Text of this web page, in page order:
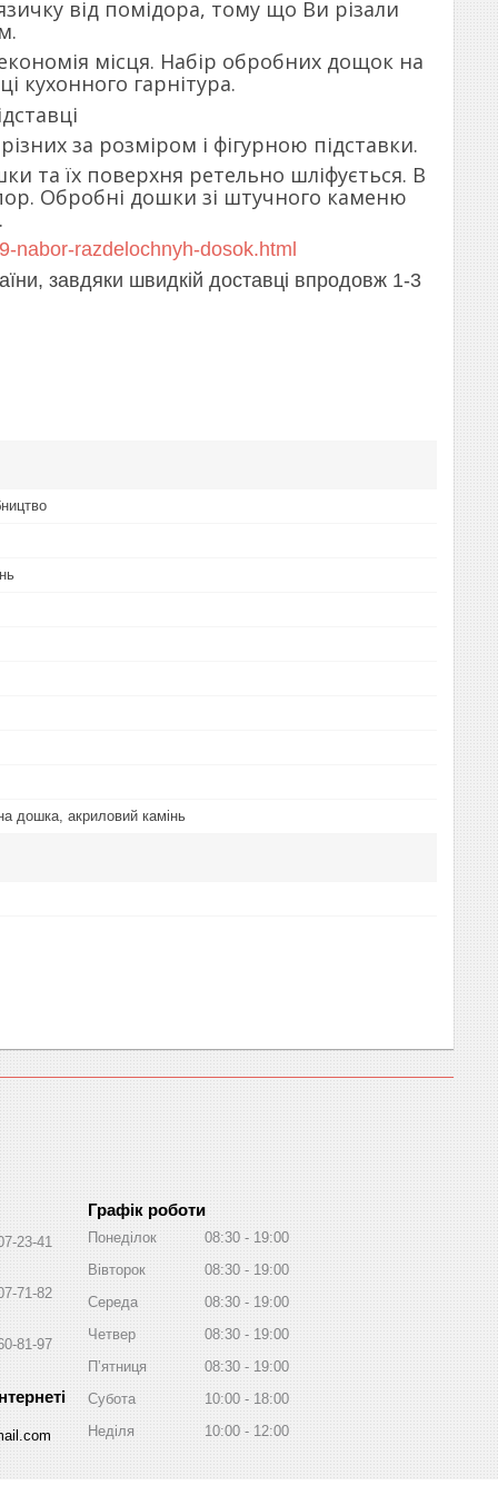
від помідора, тому що Ви різали
місця. Набір обробних дощок на
кухонного гарнітура.
за розміром і фігурною підставки.
та їх поверхня ретельно шліфується. В
Обробні дошки зі штучного каменю
nabor-razdelochnyh-dosok.html
завдяки швидкій доставці впродовж 1-3
дошка, акриловий камінь
23-41
71-82
81-97
Графік роботи
Понеділок 08:30
19:00
Вівторок
08:30
19:00
Середа
08:30
19:00
Четвер
08:30
19:00
Пʼятниця
08:30
19:00
Субота
10:00
18:00
Неділя
10:00 12:00